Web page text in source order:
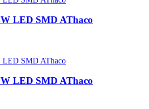
LED SMD AThaco
LED SMD AThaco